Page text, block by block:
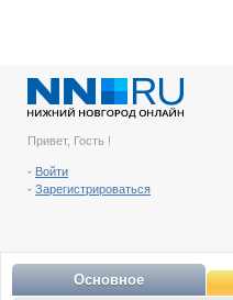
Привет, Гость !
- Войти
- Зарегистрироваться
Основное